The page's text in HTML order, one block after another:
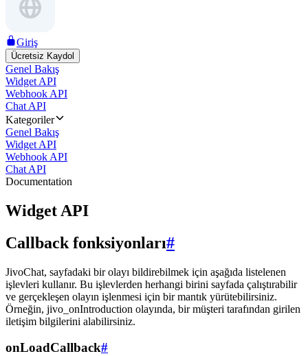
Giriş
Ücretsiz Kaydol
Genel Bakış
Widget API
Webhook API
Chat API
Kategoriler
Genel Bakış
Widget API
Webhook API
Chat API
Documentation
Widget API
Callback fonksiyonları#
JivoChat, sayfadaki bir olayı bildirebilmek için aşağıda listelenen
işlevleri kullanır. Bu işlevlerden herhangi birini sayfada çalıştırabilir
ve gerçekleşen olayın işlenmesi için bir mantık yürütebilirsiniz.
Örneğin, jivo_onIntroduction olayında, bir müşteri tarafından girilen
iletişim bilgilerini alabilirsiniz.
onLoadCallback#